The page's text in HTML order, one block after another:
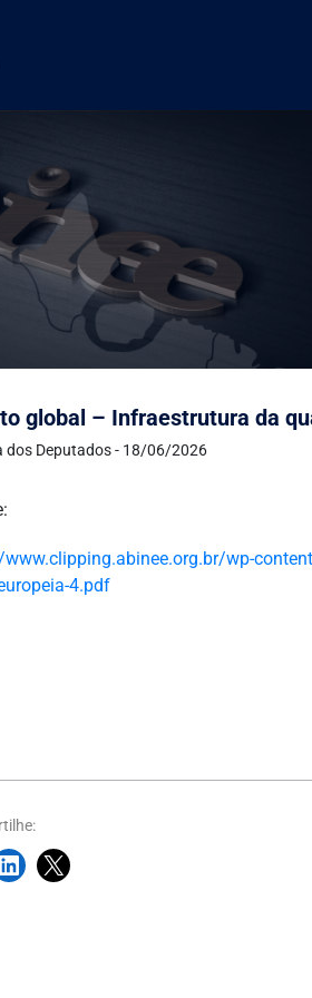
global – Infraestrutura da
dos Deputados - 18/06/2026
wp-
4.pdf